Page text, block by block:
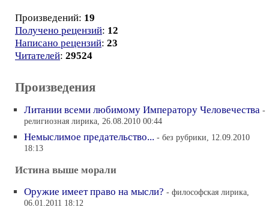
Произведений: 19
Получено рецензий: 12
Написано рецензий: 23
Читателей: 29524
Произведения
Литании всеми любимому Императору Человечества -
религиозная лирика, 26.08.2010 00:44
Немыслимое предательство... - без рубрики, 12.09.2010
18:13
Истина выше морали
Оружие имеет право на мысли? - философская лирика,
06.01.2011 18:12